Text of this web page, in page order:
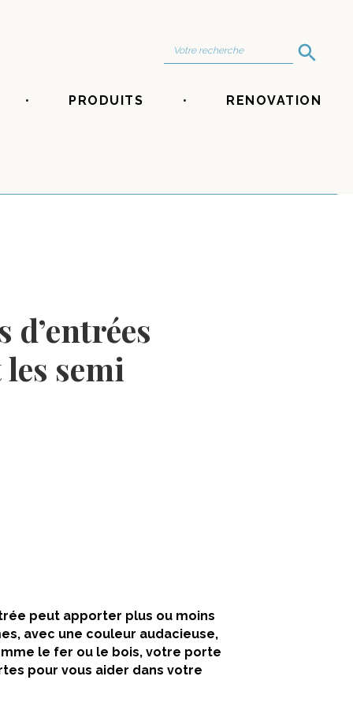
for:
PRODUITS RENOVATION
d’entrées
semi
peut apporter plus ou moins
avec une couleur audacieuse,
le fer ou le bois, votre porte
pour vous aider dans votre